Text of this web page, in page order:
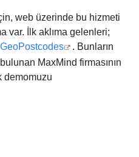
web üzerinde bu hizmeti
var. İlk aklıma gelenleri;
GeoPostcodes
. Bunların
MaxMind firmasının
demomuzu